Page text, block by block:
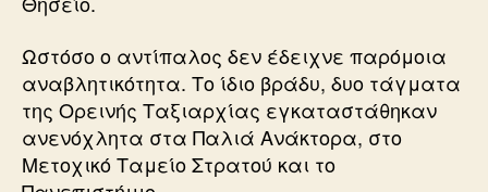
Ωστόσο ο αντίπαλος δεν έδειχνε παρόμοια
αναβλητικότητα. Το ίδιο βράδυ, δυο τάγματα
της Ορεινής Ταξιαρχίας εγκαταστάθηκαν
ανενόχλητα στα Παλιά Ανάκτορα, στο
Μετοχικό Ταμείο Στρατού και το